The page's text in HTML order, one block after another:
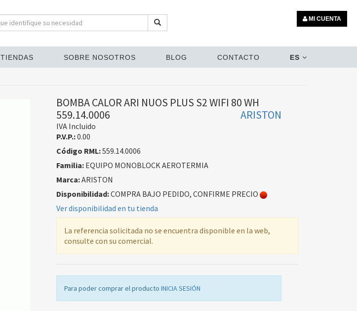
MI CUENTA
TIENDAS SOBRE NOSOTROS BLOG CONTACTO ES
BOMBA CALOR ARI NUOS PLUS S2 WIFI 80 WH
559.14.0006
ARISTON
IVA Incluido
P.V.P.:0.00
Código RML:559.14.0006
Familia:EQUIPO MONOBLOCK AEROTERMIA
Marca:ARISTON
Disponibilidad:COMPRA BAJO PEDIDO, CONFIRME PRECIO
Ver disponibilidad en tu tienda
La referencia solicitada no se encuentra disponible en la web,
consulte con su comercial.
Para poder comprar el producto INICIA SESIÓN